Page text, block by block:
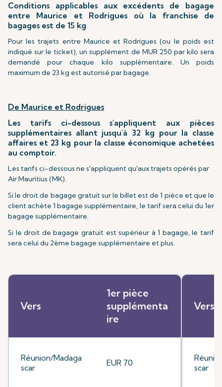
Conditions applicables aux excédents de bagage
entre Maurice et Rodrigues où la franchise de
bagages est de 15 kg
Pour les trajets entre Maurice et Rodrigues (ou le poids est
indiqué sur le ticket), un supplément de MUR 250 par kilo sera
demandé pour chaque kilo supplémentaire. Un poids
maximum de 23 kg est autorisé par bagage.
De Maurice et Rodrigues
Les tarifs ci-dessous s'appliquent aux pièces
supplémentaires allant jusqu'à 32 kg pour la classe
affaires et 23 kg pour la classe économique achetées
au comptoir.
Les tarifs ci-dessous ne s'appliquent qu'aux trajets opérés par
Air Mauritius (MK).
Si le droit de bagage gratuit sur le billet est de 1 pièce et que le
client achète 1 bagage supplémentaire, le tarif sera celui du 1er
bagage supplémentaire.
Si le droit de bagage gratuit est supérieur à 1 bagage, le tarif
sera celui du 2ème bagage supplémentaire et plus.
Vers
1er pièce
supplémenta
ire
Réunion/Madaga
scar
EUR 70
Vers
scar